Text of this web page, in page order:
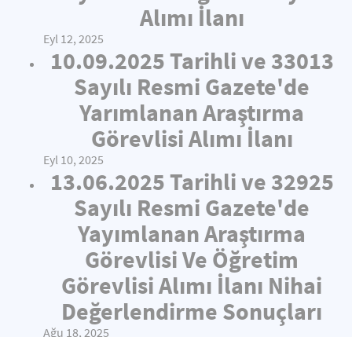
Alımı İlanı
Eyl 12, 2025
10.09.2025 Tarihli ve 33013
Sayılı Resmi Gazete'de
Yarımlanan Araştırma
Görevlisi Alımı İlanı
Eyl 10, 2025
13.06.2025 Tarihli ve 32925
Sayılı Resmi Gazete'de
Yayımlanan Araştırma
Görevlisi Ve Öğretim
Görevlisi Alımı İlanı Nihai
Değerlendirme Sonuçları
Ağu 18, 2025